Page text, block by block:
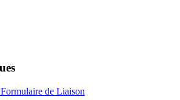
de Liaison